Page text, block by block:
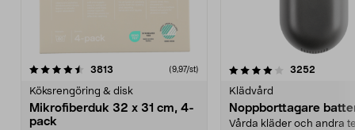
3813 (9,97/st)
Köksrengöring & disk
Mikrofiberduk 32 x 31 cm, 4-
pack
4.0av 5 stjärnor 3252
Klädvård
Noppborttagare
Vårda kläder och andra
4.5av 5 stjärnor